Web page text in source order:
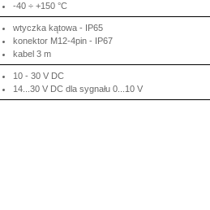
-40 ÷ +150 °C
wtyczka kątowa - IP65
konektor M12-4pin - IP67
kabel 3 m
10 - 30 V DC
14...30 V DC dla sygnału 0...10 V